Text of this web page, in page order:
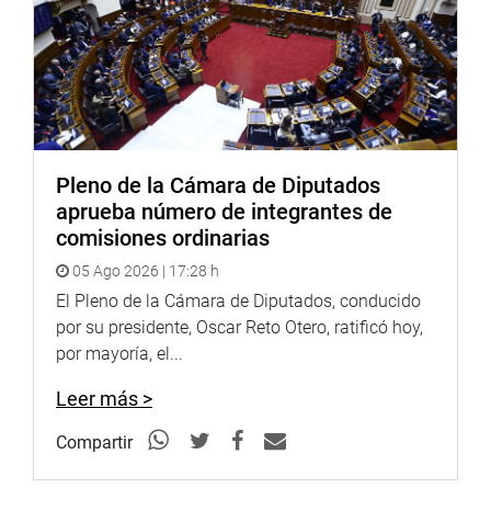
Pleno de la Cámara de Diputados
aprueba número de integrantes de
comisiones ordinarias
05 Ago 2026 | 17:28 h
El Pleno de la Cámara de Diputados, conducido
por su presidente, Oscar Reto Otero, ratificó hoy,
por mayoría, el...
Leer más >
Compartir